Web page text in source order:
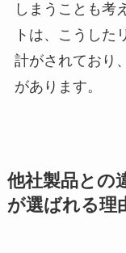
しまうことも考
トは、こうした
計がされており
があります。
他社製品との
が選ばれる理